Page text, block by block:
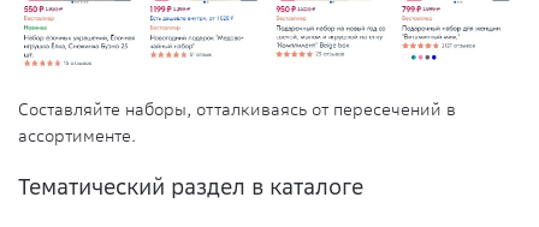
Составляйте наборы, отталкиваясь от пересечений в
ассортименте.
Тематический раздел в каталоге